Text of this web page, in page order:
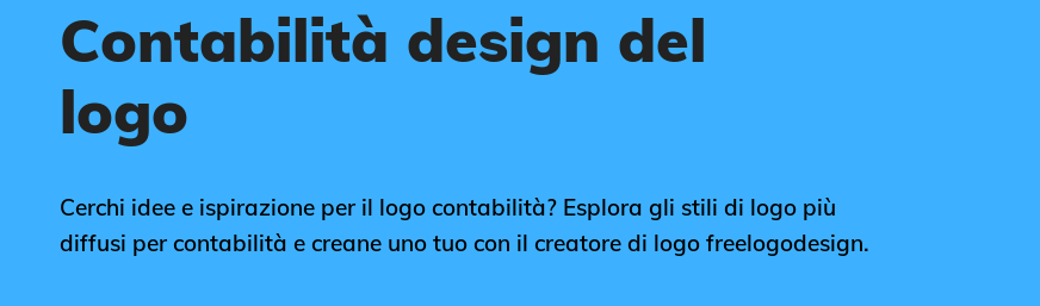
Contabilità design del
logo
Cerchi idee e ispirazione per il logo contabilità? Esplora gli stili di logo più
diffusi per contabilità e creane uno tuo con il creatore di logo freelogodesign.